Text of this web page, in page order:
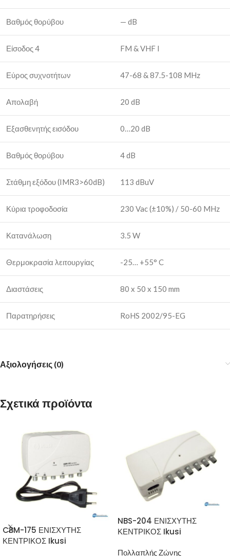
Βαθμός θορύβου — dB
Είσοδος 4 FM & VHF I
Εύρος συχνοτήτων 47-68 & 87.5-108 MHz
Απολαβή 20 dB
Εξασθενητής εισόδου 0…20 dB
Βαθμός θορύβου 4 dB
Στάθμη εξόδου (IMR3>60dB) 113 dBuV
Κύρια τροφοδοσία 230 Vac (±10%) / 50-60 MHz
Κατανάλωση 3.5 W
Θερμοκρασία λειτουργίας -25… +55° C
Διαστάσεις 80 x 50 x 150 mm
Παρατηρήσεις RoHS 2002/95-EG
Αξιολογήσεις (0)
Σχετικά προϊόντα
CBM-175 ΕΝΙΣΧΥΤΗΣ
ΚΕΝΤΡΙΚΟΣ Ikusi
NBS-204 ΕΝΙΣΧΥΤΗΣ
ΚΕΝΤΡΙΚΟΣ Ikusi
Πολλαπλής Ζώνης